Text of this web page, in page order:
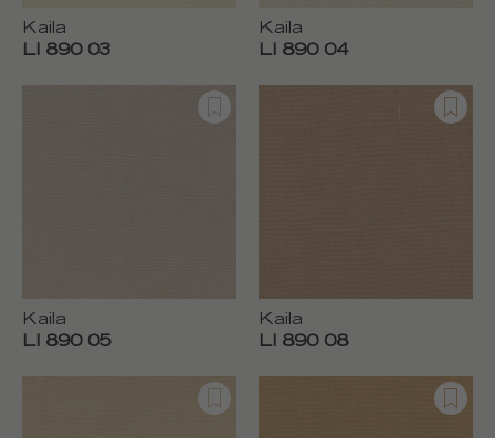
Kaila
LI 890 03
Kaila
LI 890 04
Kaila
LI 890 05
Kaila
LI 890 08